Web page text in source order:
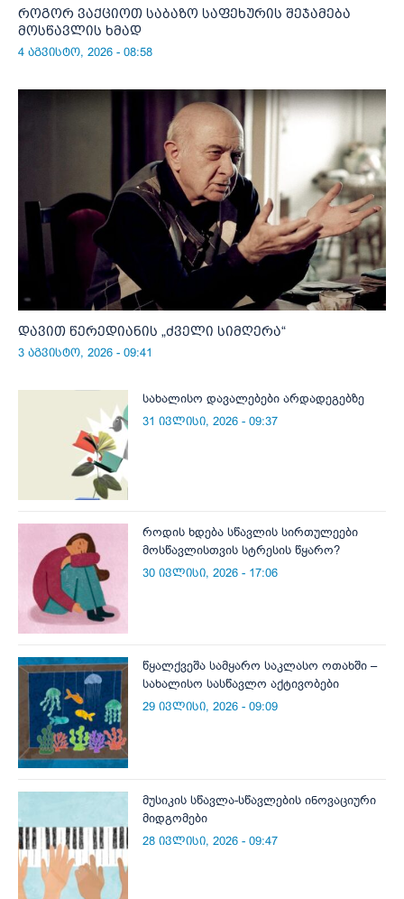
როგორ ვაქციოთ საბაზო საფეხურის შეჯამება
მოსწავლის ხმად
4 აგვისტო, 2026 - 08:58
დავით წერედიანის „ძველი სიმღერა“
3 აგვისტო, 2026 - 09:41
სახალისო დავალებები არდადეგებზე
31 ივლისი, 2026 - 09:37
როდის ხდება სწავლის სირთულეები
მოსწავლისთვის სტრესის წყარო?
30 ივლისი, 2026 - 17:06
წყალქვეშა სამყარო საკლასო ოთახში –
სახალისო სასწავლო აქტივობები
29 ივლისი, 2026 - 09:09
მუსიკის სწავლა-სწავლების ინოვაციური
მიდგომები
28 ივლისი, 2026 - 09:47